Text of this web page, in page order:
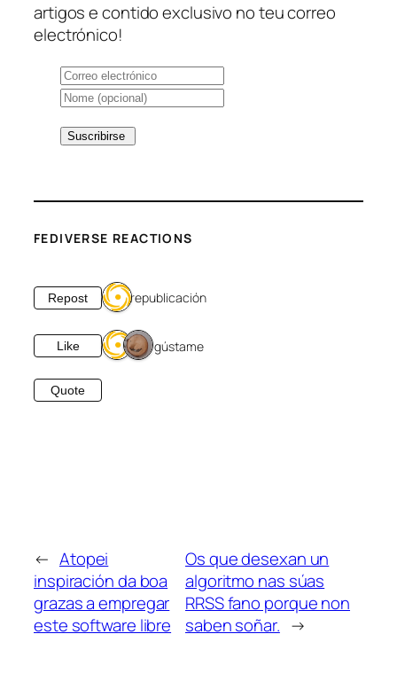
artigos e contido exclusivo no teu correo
electrónico!
FEDIVERSE REACTIONS
Repost 1 republicación
Like 2 gústame
Quote
← Atopei
inspiración da boa
grazas a empregar
este software libre
Os que desexan un
algoritmo nas súas
RRSS fano porque non
saben soñar. →